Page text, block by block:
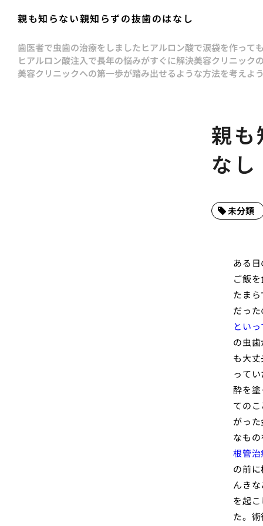
親も知らない親知らずの抜歯のはなし
歯医者で虫歯の治療をしましたヒアルロン酸で涙袋を作って
ヒアルロン酸注入で長年の悩みがすぐに解決美容クリニック
美容クリニックへの第一歩が踏み出せるような方法を考えよ
親
なし
未分類
ある
ご飯
たま
だっ
とい
の虫
も大
って
酔を
ての
がっ
なも
根管
の前
んき
を起
た。